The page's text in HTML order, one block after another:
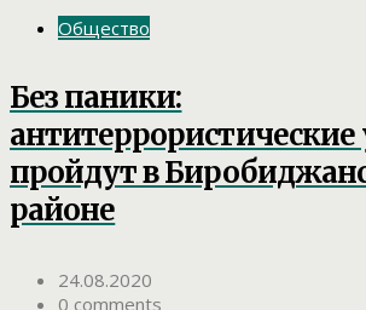
Общество
Без паники:
антитеррористические
пройдут в
районе
24.08.2020
0 comments